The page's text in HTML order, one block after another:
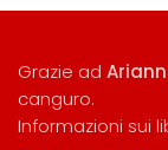
Grazie ad
canguro.
Informazioni sui